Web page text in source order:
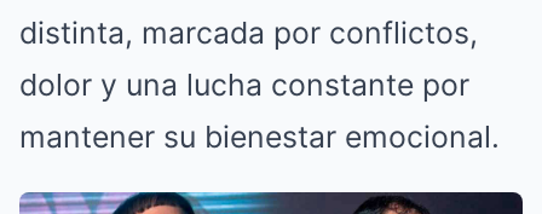
distinta, marcada por conflictos,
dolor y una lucha constante por
mantener su bienestar emocional.